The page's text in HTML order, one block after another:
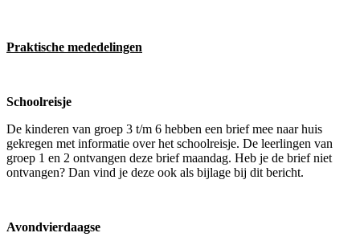
Praktische mededelingen
Schoolreisje
De kinderen van groep 3 t/m 6 hebben een brief mee naar huis
gekregen met informatie over het schoolreisje. De leerlingen van
groep 1 en 2 ontvangen deze brief maandag. Heb je de brief niet
ontvangen? Dan vind je deze ook als bijlage bij dit bericht.
Avondvierdaagse